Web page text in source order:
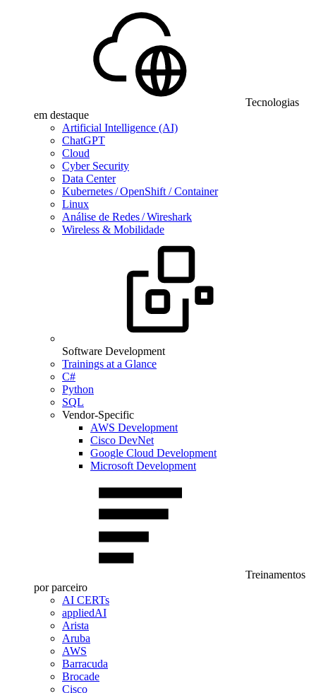
Tecnologias
em destaque
Artificial Intelligence (AI)
ChatGPT
Cloud
Cyber Security
Data Center
Kubernetes / OpenShift / Container
Linux
Análise de Redes / Wireshark
Wireless & Mobilidade
Software Development
Trainings at a Glance
C#
Python
SQL
Vendor-Specific
AWS Development
Cisco DevNet
Google Cloud Development
Microsoft Development
Treinamentos
por parceiro
AI CERTs
appliedAI
Arista
Aruba
AWS
Barracuda
Brocade
Cisco